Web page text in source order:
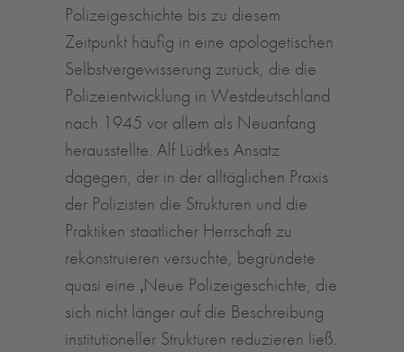
Polizeigeschichte bis zu diesem
Zeitpunkt häufig in eine apologetischen
Selbstvergewisserung zurück, die die
Polizeientwicklung in Westdeutschland
nach 1945 vor allem als Neuanfang
herausstellte. Alf Lüdtkes Ansatz
dagegen, der in der alltäglichen Praxis
der Polizisten die Strukturen und die
Praktiken staatlicher Herrschaft zu
rekonstruieren versuchte, begründete
quasi eine ‚Neue Polizeigeschichte, die
sich nicht länger auf die Beschreibung
institutioneller Strukturen reduzieren ließ.